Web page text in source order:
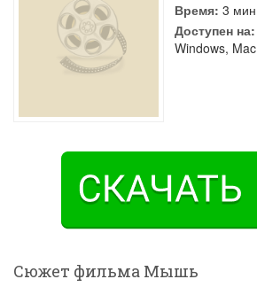
Время: 3 мин
Доступен на:
Windows, Mac
Сюжет фильма Мышь